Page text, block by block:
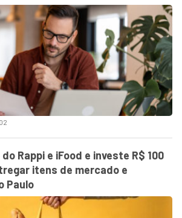
Rappi e iFood e investe R$ 100
itens de mercado e
Paulo